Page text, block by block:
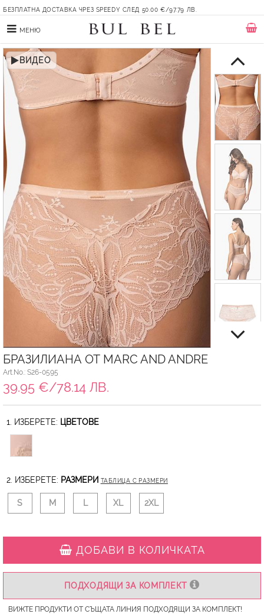
БЕЗПЛАТНА ДОСТАВКА ЧРЕЗ SPEEDY СЛЕД 50.00 €/97.79 ЛВ.
МЕНЮ
ВИДЕО
БРАЗИЛИАНА ОТ MARC AND ANDRE
Art.No.: S26-0595
39.95 €/78.14 ЛВ.
1. ИЗБЕРЕТЕ: ЦВЕТОВЕ
2. ИЗБЕРЕТЕ: РАЗМЕРИ ТАБЛИЦА С РАЗМЕРИ
S M L XL 2XL
ДОБАВИ В КОЛИЧКАТА
ПОДХОДЯЩИ ЗА КОМПЛЕКТ
ВИЖТЕ ПРОДУКТИ ОТ СЪЩАТА ЛИНИЯ ПОДХОДЯЩИ ЗА КОМПЛЕКТ!